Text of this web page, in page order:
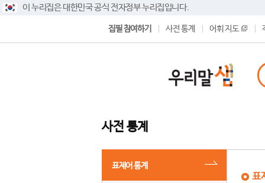
이 누리집은 대한민국 공식 전자정부 누리집입니다.
집필 참여하기 사전 통계 어휘 지도
사전 통계
표제어 통계
표